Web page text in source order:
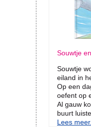
Souwtje
Souwtje
eiland in
Op een
oefent op
Al gauw
buurt
Lees